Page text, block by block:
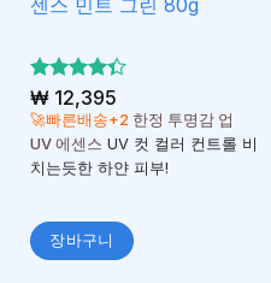
5 중에서
4.33로
평가됨
₩12,395
🚀빠른배송+2 한정 투명감 업
UV 에센스 UV 컷 컬러 컨트롤 비
치는듯한 하얀 피부!
장바구니